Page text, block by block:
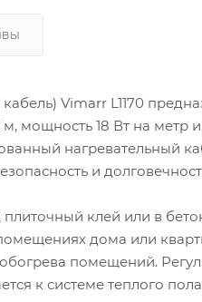
Vimarr L1170
мощность 18 Вт на метр
нагревательный
и
клей или в
дома или
помещений.
к системе теплого